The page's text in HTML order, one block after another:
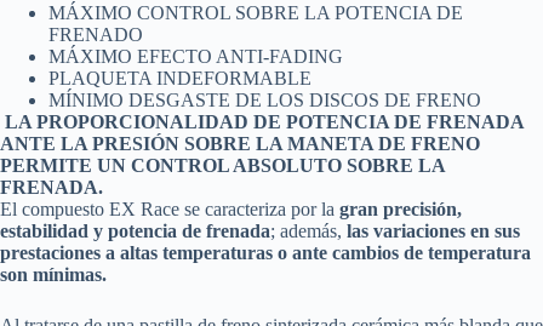
MÁXIMO CONTROL SOBRE LA POTENCIA DE
FRENADO
MÁXIMO EFECTO ANTI-FADING
PLAQUETA INDEFORMABLE
MÍNIMO DESGASTE DE LOS DISCOS DE FRENO
LA PROPORCIONALIDAD DE POTENCIA DE FRENADA
ANTE LA PRESIÓN SOBRE LA MANETA DE FRENO
PERMITE UN CONTROL ABSOLUTO SOBRE LA
FRENADA.
El compuesto EX Race se caracteriza por la gran precisión,
estabilidad y potencia de frenada; además, las variaciones en sus
prestaciones a altas temperaturas o ante cambios de temperatura
son mínimas.